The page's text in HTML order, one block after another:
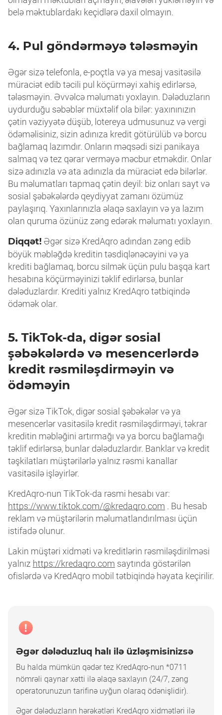
belə məktublardakı keçidlərə daxil olmayın.
4. Pul göndərməyə tələsməyin
Əgər sizə telefonla, e-poçtla və ya mesaj vasitəsilə
müraciət edib təcili pul köçürməyi xahiş edirlərsə,
tələsməyin. Əvvəlcə məlumatı yoxlayın. Dələduzların
uydurduğu səbəblər müxtəlif ola bilər: yaxınınızın
çətin vəziyyətə düşüb, lotereya udmusunuz və vergi
ödəməlisiniz, sizin adınıza kredit götürülüb və borcu
bağlamaq lazımdır. Onların məqsədi sizi panikaya
salmaq və tez qərar verməyə məcbur etməkdir. Onlar
sizə adınızla və ata adınızla da müraciət edə bilərlər.
Bu məlumatları tapmaq çətin deyil: biz onları sayt və
sosial şəbəkələrdə qeydiyyat zamanı özümüz
paylaşırıq. Yaxınlarınızla əlaqə saxlayın və ya lazım
olan quruma özünüz zəng edərək məlumatı yoxlayın.
Diqqət! Əgər sizə KredAqro adından zəng edib
böyük məbləğdə kreditin təsdiqlənəcəyini və ya
krediti bağlamaq, borcu silmək üçün pulu başqa kart
hesabına köçürməyinizi təklif edirlərsə, bunlar
dələduzlardır. Krediti yalnız KredAqro tətbiqində
ödəmək olar.
5. TikTok-da, digər sosial
şəbəkələrdə və mesencerlərdə
kredit rəsmiləşdirməyin və
ödəməyin
Əgər sizə TikTok, digər sosial şəbəkələr və ya
mesencerlər vasitəsilə kredit rəsmiləşdirməyi, təkrar
kreditin məbləğini artırmağı və ya borcu bağlamağı
təklif edirlərsə, bunlar dələduzlardır. Banklar və kredit
təşkilatları müştərilərlə yalnız rəsmi kanallar
vasitəsilə işləyirlər.
KredAqro-nun TikTok-da rəsmi hesabı var:
https://www.tiktok.com/@kredaqro.com . Bu hesab
reklam və müştərilərin məlumatlandırılması üçün
istifadə olunur.
Lakin müştəri xidməti və kreditlərin rəsmiləşdirilməsi
yalnız https://kredaqro.com saytında göstərilən
ofislərdə və KredAqro mobil tətbiqində həyata keçirilir.
Əgər dələduzluq halı ilə üzləşmisinizsə
Bu halda mümkün qədər tez KredAqro-nun *0711
nömrəli qaynar xətti ilə əlaqə saxlayın (24/7, zəng
operatorunuzun tarifinə uyğun olaraq ödənişlidir).
Əgər dələduzların hərəkətləri KredAqro xidmətləri ilə